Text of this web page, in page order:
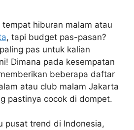
tempat hiburan malam atau
, tapi budget pas-pasan?
pas untuk kalian
Dimana pada kesempatan
beberapa daftar
atau club malam Jakarta
pastinya cocok di dompet.
pusat trend di Indonesia,